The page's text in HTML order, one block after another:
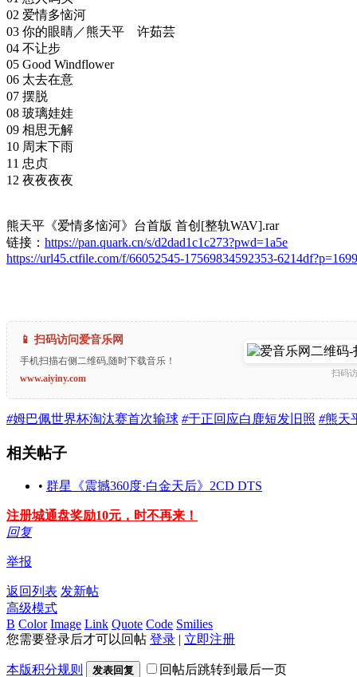
02 爱情多恼河
03 你的眼睛／熊天平 许茹芸
04 不让步
05 Good Windflower
06 太去在意
07 摆脱
08 玻璃娃娃
09 相思无解
10 周末下雨
11 忠贞
12 夜夜夜夜
熊天平《爱情多恼河》台首版 首创[整轨WAV].rar
链接： https://pan.quark.cn/s/d2dad1c1c273?pwd=1a5e
https://url45.ctfile.com/f/66052545-17569834592353-6214df?p=1699
📱 扫码访问爱音乐网
手机扫描右侧二维码,随时下载音乐！
www.aiyiny.com
扫码
#姆巴佩世界杯淘汰赛首次输球 #于正回应白鹿短发旧照 #熊天
相关帖子
• 群星《震撼360度·白金天后》2CD DTS
注册城通盘奖励10元，时不再来！
回复
举报
返回列表 发新帖
高级模式
B Color Image Link Quote Code Smilies
您需要登录后才可以回帖 登录 | 立即注册
本版积分规则 发表回复 回帖后跳转到最后一页